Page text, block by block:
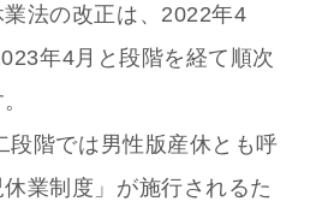
法の改正は、2022年4
年4月と段階を経て順次
段階では男性版産休とも呼
業制度」が施行されるた